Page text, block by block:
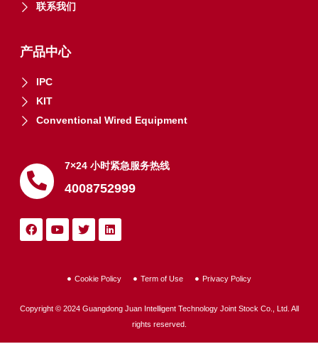
联系我们
产品中心
IPC
KIT
Conventional Wired Equipment
7×24 小时紧急服务热线
4008752999
Cookie Policy Term of Use Privacy Policy
Copyright © 2024 Guangdong Juan Intelligent Technology Joint Stock Co., Ltd. All
rights reserved.